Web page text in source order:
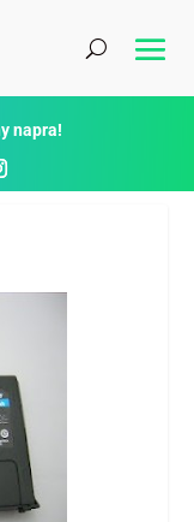
napra!